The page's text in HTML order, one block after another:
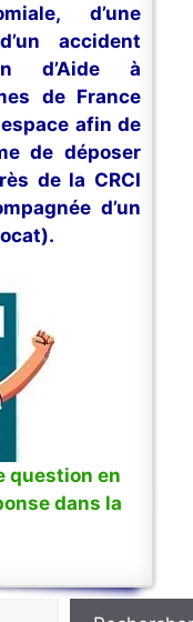
d’une
accident
d’Aide à
de France
afin de
de déposer
de la CRCI
d’un
question en
dans la